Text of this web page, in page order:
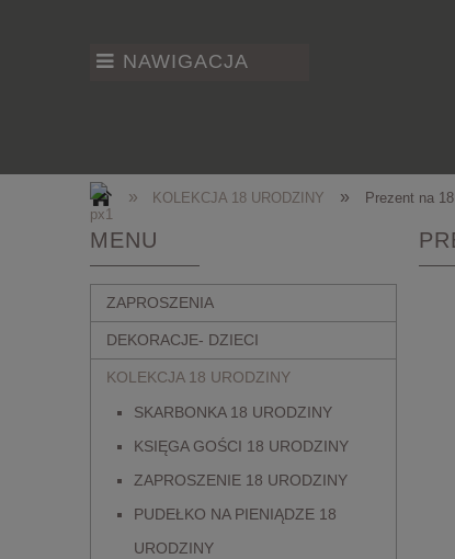
NAWIGACJA
» KOLEKCJA 18 URODZINY » Prezent na
MENU
ZAPROSZENIA
DEKORACJE- DZIECI
KOLEKCJA 18 URODZINY
SKARBONKA 18 URODZINY
KSIĘGA GOŚCI 18 URODZINY
ZAPROSZENIE 18 URODZINY
PUDEŁKO NA PIENIĄDZE 18
URODZINY